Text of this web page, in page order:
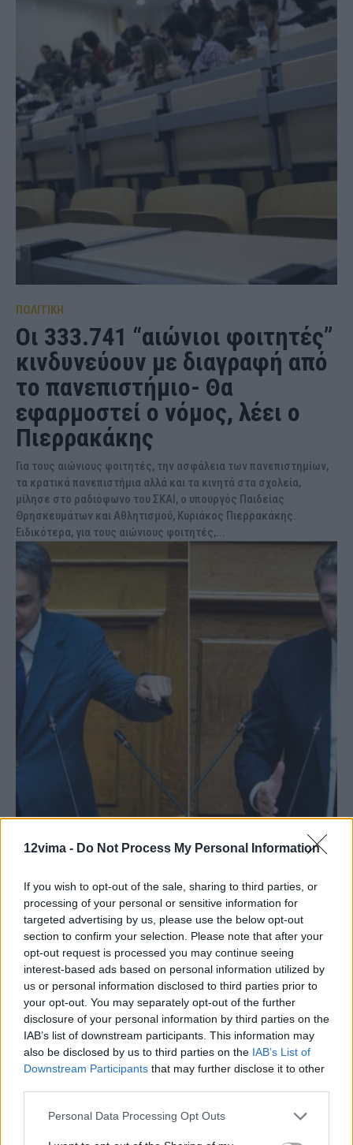
12vima - Do Not Process My Personal Information
If you wish to opt-out of the sale, sharing to third parties, or
processing of your personal or sensitive information for
targeted advertising by us, please use the below opt-out
section to confirm your selection. Please note that after your
opt-out request is processed you may continue seeing
interest-based ads based on personal information utilized by
us or personal information disclosed to third parties prior to
your opt-out. You may separately opt-out of the further
disclosure of your personal information by third parties on the
IAB’s list of downstream participants. This information may
also be disclosed by us to third parties on the IAB’s List of
Downstream Participants that may further disclose it to other
Personal Data Processing Opt Outs
ΠΟΛΙΤΙΚΗ
Οι 333.741 “αιώνιοι φοιτητές”
κινδυνεύουν με διαγραφή από
το πανεπιστήμιο- Θα
εφαρμοστεί ο νόμος, λέει ο
Πιερρακάκης
Για τους αιώνιους φοιτητές, την ασφάλεια των πανεπιστημίων,
τα κρατικά πανεπιστήμια αλλά και τα κινητά στα σχολεία,
μίλησε στο ραδιόφωνο του ΣΚΑΙ, ο υπουργός Παιδείας
Θρησκευμάτων και Αθλητισμού, Κυριάκος Πιερρακάκης.
Ειδικότερα, για τους αιώνιους φοιτητές,...
ΠΟΛΙΤΙΚΗ
Σύγκρουση Μητσοτάκη –
Ανδρουλάκη στη Βουλή πριν
από το ραντεβού: “Γαλάζιος”
διμέτωπος με ΠΑΣΟΚ και άκρα
δεξιά
Στα βαθιά της… κοινοβουλευτικής μάχης μπαίνουν κυβέρνηση
και αντιπολίτευση την Τετάρτη, με τις φωτιές στην Αττική να
αποτελούν το πρώτο bras de fer μεταξύ των...